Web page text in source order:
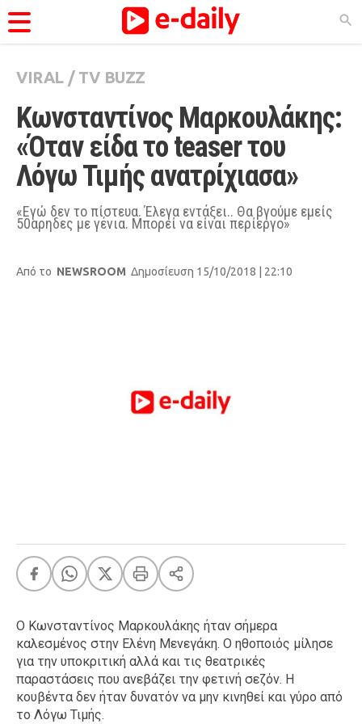
ΚΑΤΗΓΟΡΊΕΣ
Ειδήσεις
Θέματα
Videos
Podcasts
Viral
Life
A-List LGBTQI+
LIFE
Food
VIRAL / TV BUZZ
Κωνσταντίνος Μαρκουλάκης:
«Όταν είδα το teaser του
Λόγω Τιμής ανατρίχιασα»
«Εγώ δεν το πίστευα. Έλεγα εντάξει.. Θα βγούμε εμείς
50αρηδες με γένια. Μπορεί να είναι περίεργο»
Από το NEWSROOM Δημοσίευση 15/10/2018 | 22:10
Ο Κωνσταντίνος Μαρκουλάκης ήταν σήμερα
καλεσμένος στην Ελένη Μενεγάκη. Ο ηθοποιός μίλησε
για την υποκριτική αλλά και τις θεατρικές
παραστάσεις που ανεβάζει την φετινή σεζόν. Η
κουβέντα δεν ήταν δυνατόν να μην κινηθεί και γύρο από
το Λόγω Τιμής.